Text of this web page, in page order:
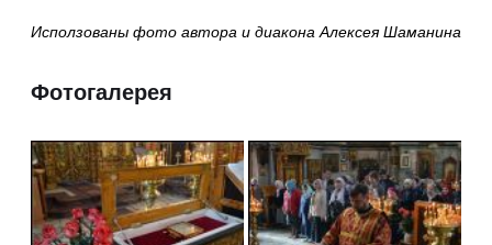
Исползованы фото автора и диакона Алексея Шаманина
Фотогалерея